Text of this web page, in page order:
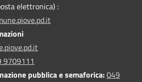
elettronica) :
9709111
pubblica e semaforica:049